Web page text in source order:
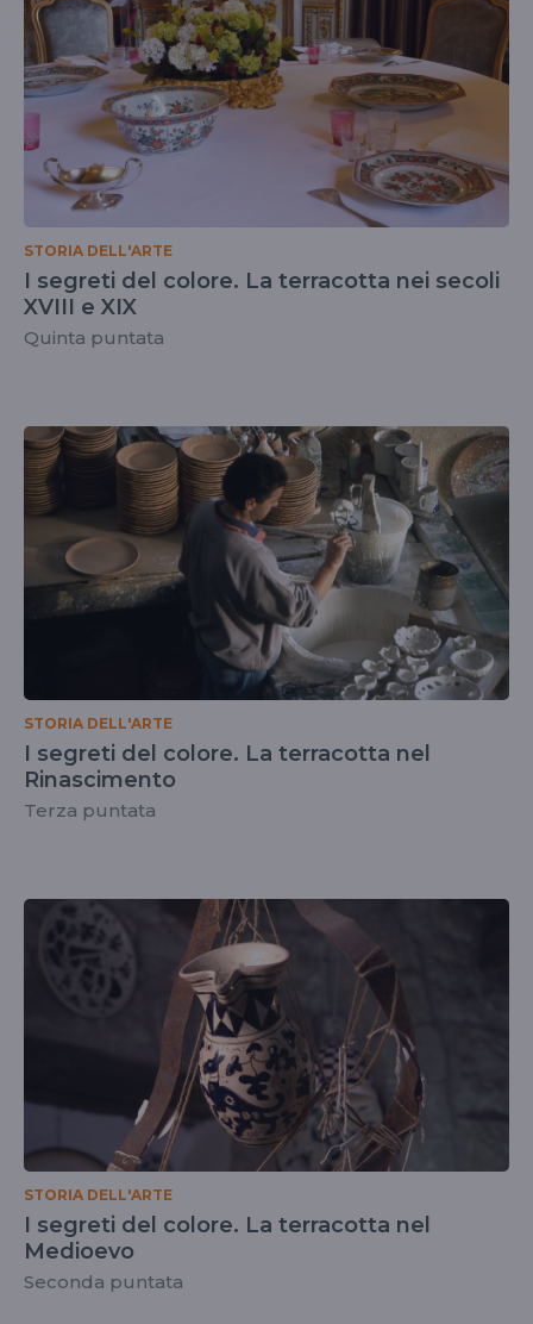
STORIA DELL'ARTE
I segreti del colore. La terracotta nei secoli
XVIII e XIX
Quinta puntata
STORIA DELL'ARTE
I segreti del colore. La terracotta nel
Rinascimento
Terza puntata
STORIA DELL'ARTE
I segreti del colore. La terracotta nel
Medioevo
Seconda puntata